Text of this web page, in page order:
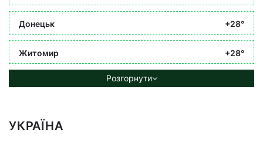
Донецьк +28°
Житомир +28°
Розгорнути
УКРАЇНА